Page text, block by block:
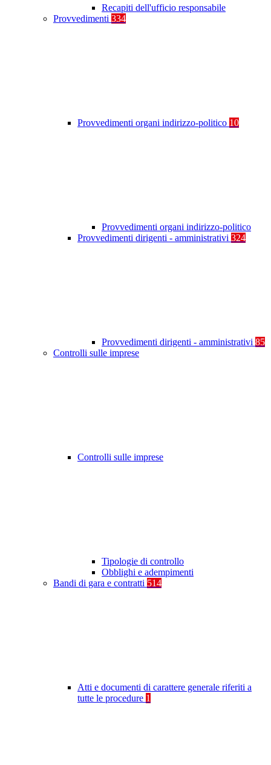
Recapiti dell'ufficio responsabile
Provvedimenti 334
Provvedimenti organi indirizzo-politico 10
Provvedimenti organi indirizzo-politico
Provvedimenti dirigenti - amministrativi 324
Provvedimenti dirigenti - amministrativi 85
Controlli sulle imprese
Controlli sulle imprese
Tipologie di controllo
Obblighi e adempimenti
Bandi di gara e contratti 514
Atti e documenti di carattere generale riferiti a
tutte le procedure 1